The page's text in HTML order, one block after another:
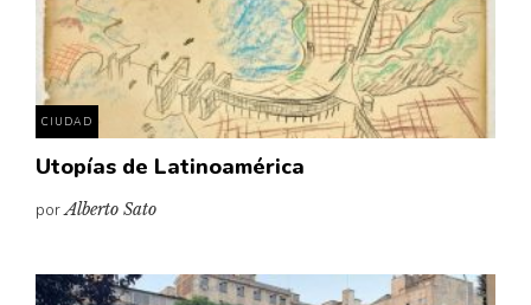
CIUDAD
Utopías de Latinoamérica
porAlberto Sato